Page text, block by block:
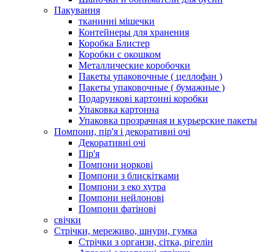
Пакування
тканинні мішечки
Контейнеры для хранения
Коробка Блистер
Коробки с окошком
Металлические коробочки
Пакеты упаковочные ( целлофан )
Пакеты упаковочные ( бумажные )
Подарункові картонні коробки
Упаковка картонна
Упаковка прозрачная и курьерские пакеты
Помпони, пір'я і декоративні очі
Декоративні очі
Пір'я
Помпони норкові
Помпони з блискітками
Помпони з еко хутра
Помпони нейлонові
Помпони фатінові
свічки
Стрічки, мереживо, шнури, гумка
Стрічки з органзи, сітка, рігелін